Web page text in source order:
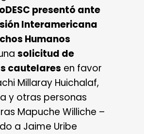
presentó ante
Interamericana
Humanos
solicitud de
cautelares en favor
Millaray Huichalaf,
y otras personas
Mapuche Williche –
a Jaime Uribe